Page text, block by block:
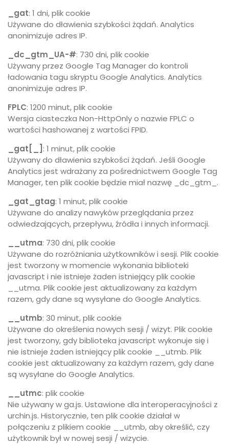
_gat: 1 dni, plik cookie
Używane do dławienia szybkości żądań. Analytics
anonimizuje adres IP.
_dc_gtm_UA-#: 730 dni, plik cookie
Używany przez Google Tag Manager do kontroli
ładowania tagu skryptu Google Analytics. Analytics
anonimizuje adres IP.
FPLC: 1200 minut, plik cookie
Wersja ciasteczka Non-HttpOnly o nazwie FPLC o
wartości hashowanej z wartości FPID.
_gat[_] : 1 minut, plik cookie
Używany do dławienia szybkości żądań. Jeśli Google
Analytics jest wdrażany za pośrednictwem Google Tag
Manager, ten plik cookie będzie miał nazwę _dc_gtm_.
_gat_gtag: 1 minut, plik cookie
Używane do analizy nawyków przeglądania przez
odwiedzających, przepływu, źródła i innych informacji.
__utma: 730 dni, plik cookie
Używane do rozróżniania użytkowników i sesji. Plik cookie
jest tworzony w momencie wykonania biblioteki
javascript i nie istnieje żaden istniejący plik cookie
__utma. Plik cookie jest aktualizowany za każdym
razem, gdy dane są wysyłane do Google Analytics.
__utmb: 30 minut, plik cookie
Używane do określenia nowych sesji / wizyt. Plik cookie
jest tworzony, gdy biblioteka javascript wykonuje się i
nie istnieje żaden istniejący plik cookie __utmb. Plik
cookie jest aktualizowany za każdym razem, gdy dane
są wysyłane do Google Analytics.
__utmc: plik cookie
Nie używany w ga.js. Ustawione dla interoperacyjności z
urchin.js. Historycznie, ten plik cookie działał w
połączeniu z plikiem cookie __utmb, aby określić, czy
użytkownik był w nowej sesji / wizycie.